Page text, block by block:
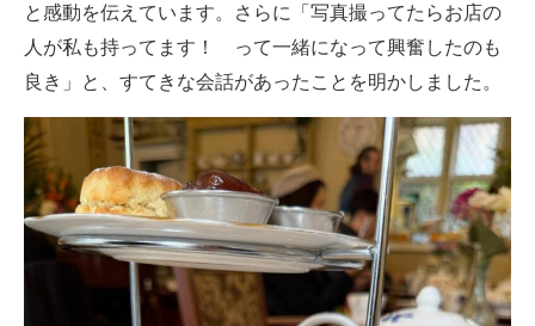
と感動を伝えています。さらに「写真撮ってたらお店の
人が私も持ってます！ って一緒になって興奮したのも
良き」と、すてきな会話があったことを明かしました。